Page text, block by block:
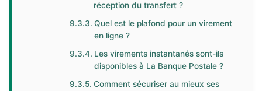
réception du transfert ?
Quel est le plafond pour un virement
en ligne ?
Les virements instantanés sont-ils
disponibles à La Banque Postale ?
Comment sécuriser au mieux ses